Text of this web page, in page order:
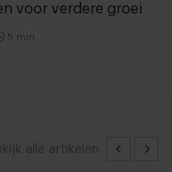
voor verdere groei
5 min
alle artikelen